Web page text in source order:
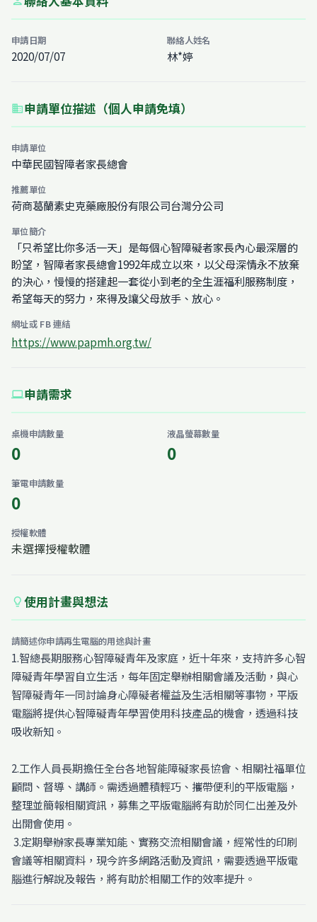
申請日期
2020/07/07
聯絡人姓名
林*婷
business申請單位描述（個人申請免填）
申請單位
中華民國智障者家長總會
推薦單位
荷商葛蘭素史克藥廠股份有限公司台灣分公司
單位簡介
「只希望比你多活一天」是每個心智障礙者家長內心最深層的
盼望，智障者家長總會1992年成立以來，以父母深情永不放棄
的決心，慢慢的搭建起一套從小到老的全生涯福利服務制度，
希望每天的努力，來得及讓父母放手、放心。
網址或 FB 連結
https://www.papmh.org.tw/
computer申請需求
桌機申請數量
0
液晶螢幕數量
0
筆電申請數量
0
授權軟體
未選擇授權軟體
lightbulb 使用計畫與想法
請簡述你申請再生電腦的用途與計畫
1.智總長期服務心智障礙青年及家庭，近十年來，支持許多心智
障礙青年學習自立生活，每年固定舉辦相關會議及活動，與心
智障礙青年一同討論身心障礙者權益及生活相關等事物，平版
電腦將提供心智障礙青年學習使用科技產品的機會，透過科技
吸收新知。
2.工作人員長期擔任全台各地智能障礙家長協會、相關社福單位
顧問、督導、講師。需透過體積輕巧、攜帶便利的平版電腦，
整理並簡報相關資訊，募集之平版電腦將有助於同仁出差及外
出開會使用。
3.定期舉辦家長專業知能、實務交流相關會議，經常性的印刷
會議等相關資料，現今許多網路活動及資訊，需要透過平版電
腦進行解說及報告，將有助於相關工作的效率提升。